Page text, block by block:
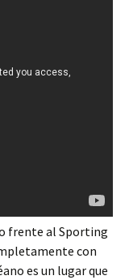
frente al Sporting
con
es un lugar que